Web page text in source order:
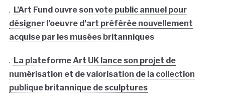
. L’Art Fund ouvre son vote public annuel pour
désigner l’oeuvre d’art préférée nouvellement
acquise par les musées britanniques
. La plateforme Art UK lance son projet de
numérisation et de valorisation de la collection
publique britannique de sculptures